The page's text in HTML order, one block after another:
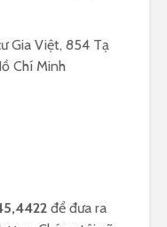
Gia Việt, 854 Tạ
Chí Minh
để đưa ra